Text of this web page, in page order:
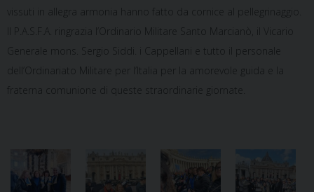
vissuti in allegra armonia hanno fatto da cornice al pellegrinaggio.
Il P.A.S.F.A. ringrazia l’Ordinario Militare Santo Marcianò, il Vicario
Generale mons. Sergio Siddi. i Cappellani e tutto il personale
dell’Ordinariato Militare per l’Italia per la amorevole guida e la
fraterna comunione di queste straordinarie giornate.